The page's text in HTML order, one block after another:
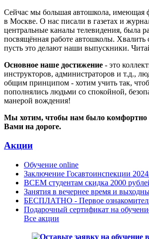
Сейчас мы большая автошкола, имеющая
в Москве. О нас писали в газетах и
центральные каналы телевидения, была
посвящённая работе автошколы. Хвалить
пусть это делают наши выпускники.
Основное наше достижение - это
инструкторов, администраторов и т.д.,
общим принципом - хотим учить так,
пополнялись людьми со спокойной,
манерой вождения!
Мы хотим, чтобы нам было комфортно
Вами на дороге.
Акции
Обучение online
Заключение Госавтоинспекции
ВСЕМ студентам скидка 2000
Занятия в вечернее время и
БЕСПЛАТНО - Первое
Подарочный сертификат на
Все акции